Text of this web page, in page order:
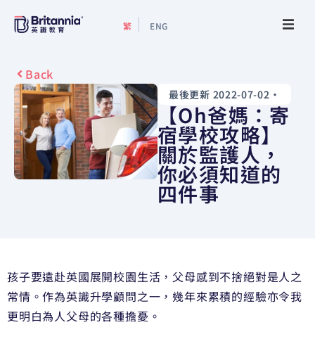
繁 ENG
最新活動
升學指南
升學資訊
Back
最後更新 2022-07-02 •
【Oh爸媽：寄
宿學校攻略】
關於監護人，
你必須知道的
四件事
孩子要遠赴英國展開校園生活，父母感到不捨絕對是人之
常情。作為英識升學顧問之一，幾年來累積的經驗亦令我
更明白為人父母的各種擔憂。